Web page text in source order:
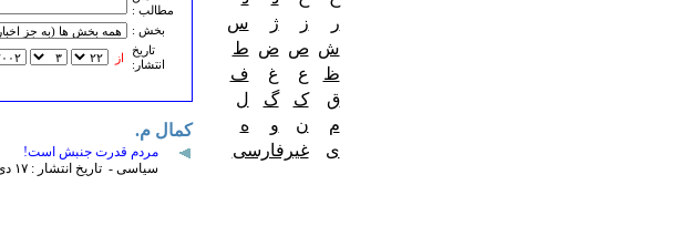
مطالب :
بخش :
تاريخ
انتشار:
از
کمال م.
مردم قدرت جنبش است!
سیاسی - تاریخ انتشار : ۱۷ دی ۱٣٨٨ (۷ ژانويه ۲۰۱۰)
ر
ز ژ
س
ش ص ض ط
ظ
ع غ
ف
ق
ک گ
ل
م
ن و
ه
ی
غیرفارسی